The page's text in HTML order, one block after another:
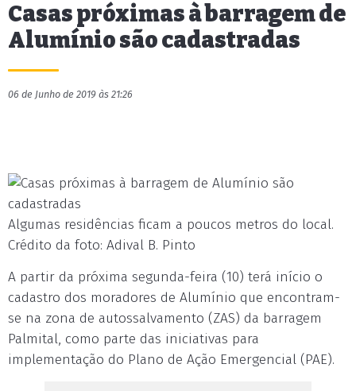
Casas próximas à barragem de
Alumínio são cadastradas
06 de Junho de 2019 às 21:26
Algumas residências ficam a poucos metros do local.
Crédito da foto: Adival B. Pinto
A partir da próxima segunda-feira (10) terá início o
cadastro dos moradores de Alumínio que encontram-
se na zona de autossalvamento (ZAS) da barragem
Palmital, como parte das iniciativas para
implementação do Plano de Ação Emergencial (PAE).